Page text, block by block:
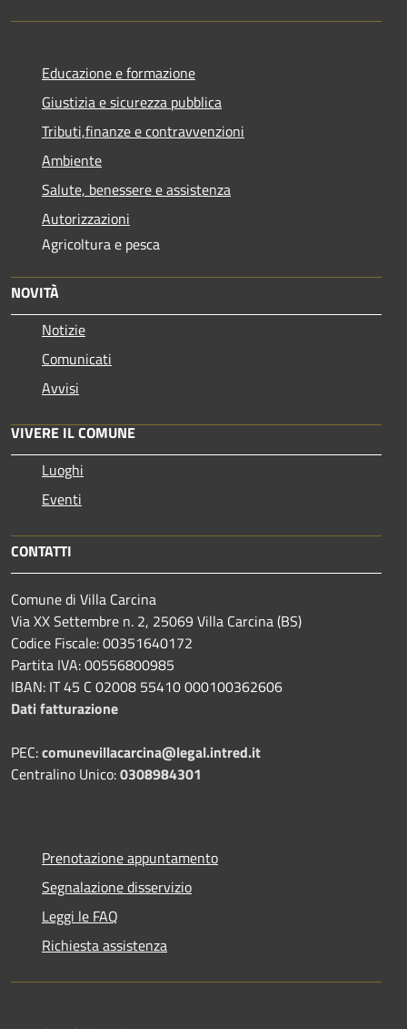
Educazione e formazione
Giustizia e sicurezza pubblica
Tributi,finanze e contravvenzioni
Ambiente
Salute, benessere e assistenza
Autorizzazioni
Agricoltura e pesca
NOVITÀ
Notizie
Comunicati
Avvisi
VIVERE IL COMUNE
Luoghi
Eventi
CONTATTI
Comune di Villa Carcina
Via XX Settembre n. 2, 25069 Villa Carcina (BS)
Codice Fiscale: 00351640172
Partita IVA: 00556800985
IBAN: IT 45 C 02008 55410 000100362606
Dati fatturazione
PEC:comunevillacarcina@legal.intred.it
Centralino Unico:0308984301
Prenotazione appuntamento
Segnalazione disservizio
Leggi le FAQ
Richiesta assistenza